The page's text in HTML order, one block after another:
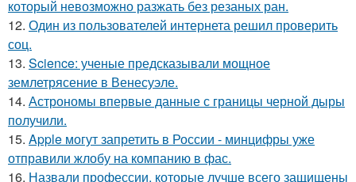
который невозможно разжать без резаных ран.
12. Один из пользователей интернета решил проверить
соц.
13. Science: ученые предсказывали мощное
землетрясение в Венесуэле.
14. Астрономы впервые данные с границы черной дыры
получили.
15. Apple могут запретить в России - минцифры уже
отправили жлобу на компанию в фас.
16. Назвали профессии, которые лучше всего защищены